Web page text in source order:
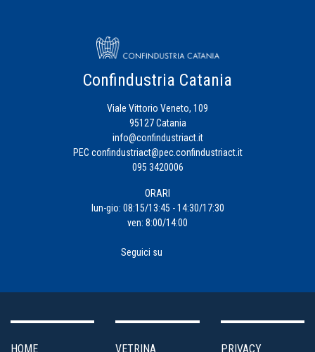
Confindustria Catania
Viale Vittorio Veneto, 109
95127 Catania
info@confindustriact.it
PEC confindustriact@pec.confindustriact.it
095 3420006
ORARI
lun-gio: 08:15/13:45 - 14:30/17:30
ven: 8:00/14:00
Seguici su
HOME
VETRINA
PRIVACY